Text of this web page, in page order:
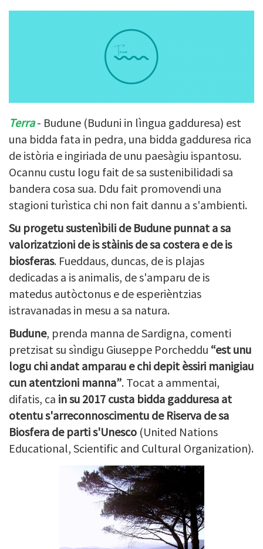
Terra - Budune (Buduni in lìngua gadduresa) est
una bidda fata in pedra, una bidda gadduresa rica
de istòria e ingiriada de unu paesàgiu ispantosu.
Ocannu custu logu fait de sa sustenibilidadi sa
bandera cosa sua. Ddu fait promovendi una
stagioni turìstica chi non fait dannu a s'ambienti.
Su progetu sustenìbili de Budune punnat a sa
valorizatzioni de is stàinis de sa costera e de is
biosferas. Fueddaus, duncas, de is plajas
dedicadas a is animalis, de s'amparu de is
matedus autòctonus e de esperièntzias
istravanadas in mesu a sa natura.
Budune, prenda manna de Sardigna, comenti
pretzisat su sìndigu Giuseppe Porcheddu “est unu
logu chi andat amparau e chi depit èssiri manigiau
cun atentzioni manna”. Tocat a ammentai,
difatis, ca in su 2017 custa bidda gadduresa at
otentu s'arreconnoscimentu de Riserva de sa
Biosfera de parti s'Unesco (United Nations
Educational, Scientific and Cultural Organization).